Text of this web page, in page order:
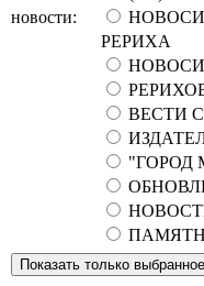
новости:
РЕРИХА
ВЕСТИ
"ГОРОД